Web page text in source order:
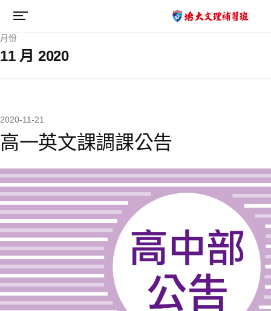
月份
11 月 2020
2020-11-21
高一英文課調課公告